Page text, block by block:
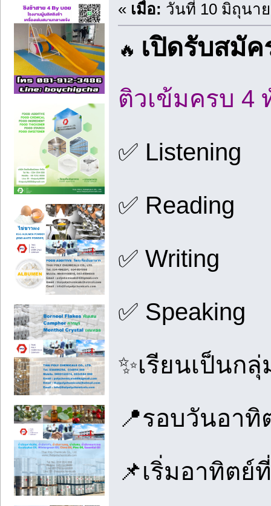
« เมื่อ: วันที่ 10 มิถุนาย
🔥 เปิดรับสมั
ติวเข้มครบ 4
✅ Listening
✅ Reading
✅ Writing
✅ Speaking
✨เรียนเป็นก
📍รอบวันอาทิ
📌เริ่มอาทิตย์